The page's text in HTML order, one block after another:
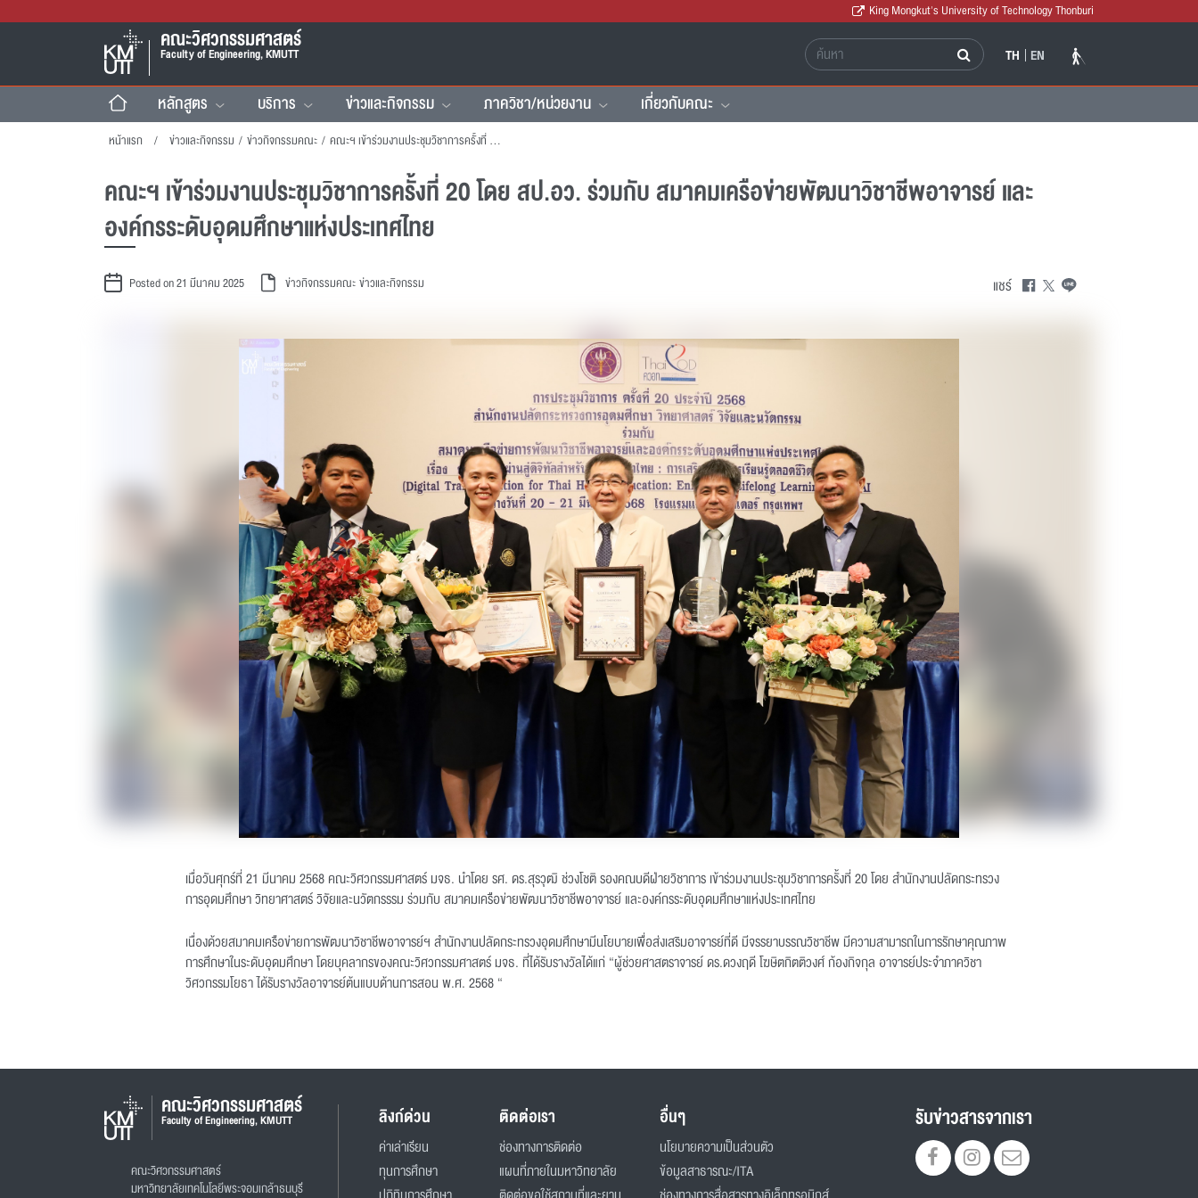
King Mongkut's University of Technology Thonburi
คณะวิศวกรรมศาสตร์
Faculty of Engineering, KMUTT TH EN
หลักสูตร บริการ ข่าวและกิจกรรม ภาควิชา/หน่วยงาน เกี่ยวกับคณะ
หน้าแรก ข่าวและกิจกรรม / ข่าวกิจกรรมคณะ / คณะฯ เข้าร่วมงานประชุมวิชาการครั้งที่ 20 โดย สป.อว. ร่วมกับ สมาคมเครือข่ายพัฒนาวิชาชีพอาจารย์ และองค์กรระดับอุดมศึกษาแห่งประเทศไทย
คณะฯ เข้าร่วมงานประชุมวิชาการครั้งที่ 20 โดย สป.อว. ร่วมกับ สมาคมเครือข่ายพัฒนาวิชาชีพอาจารย์ และ
องค์กรระดับอุดมศึกษาแห่งประเทศไทย
Posted on 21 มีนาคม 2025 ข่าวกิจกรรมคณะข่าวและกิจกรรม แชร์
เมื่อวันศุกร์ที่ 21 มีนาคม 2568 คณะวิศวกรรมศาสตร์ มจธ. นำโดย รศ. ดร.สุรวุฒิ ช่วงโชติ รองคณบดีฝ่ายวิชาการ เข้าร่วมงานประชุมวิชาการครั้งที่ 20 โดย สำนักงานปลัดกระทรวง
การอุดมศึกษา วิทยาศาสตร์ วิจัยและนวัตกรรรม ร่วมกับ สมาคมเครือข่ายพัฒนาวิชาชีพอาจารย์ และองค์กรระดับอุดมศึกษาแห่งประเทศไทย
เนื่องด้วยสมาคมเครือข่ายการพัฒนาวิชาชีพอาจารย์ฯ สำนักงานปลัดกระทรวงอุดมศึกษามีนโยบายเพื่อส่งเสริมอาจารย์ที่ดี มีจรรยาบรรณวิชาชีพ มีความสามารถในการรักษาคุณภาพ
การศึกษาในระดับอุดมศึกษา โดยบุคลากรของคณะวิศวกรรมศาสตร์ มจธ. ที่ได้รับรางวัลได้แก่ “ผู้ช่วยศาสตราจารย์ ดร.ดวงฤดี โฆษิตกิตติวงศ์ ก้องกิจกุล อาจารย์ประจำภาควิชา
วิศวกรรมโยธา ได้รับรางวัลอาจารย์ต้นแบบด้านการสอน พ.ศ. 2568 “
คณะวิศวกรรมศาสตร์
Faculty of Engineering, KMUTT
คณะวิศวกรรมศาสตร์
มหาวิทยาลัยเทคโนโลยีพระจอมเกล้าธนบุรี
ลิงก์ด่วน
ค่าเล่าเรียน
ทุนการศึกษา
ติดต่อเรา
ช่องทางการติดต่อ
แผนที่ภายในมหาวิทยาลัย
อื่นๆ
นโยบายความเป็นส่วนตัว
ข้อมูลสาธารณะ/ITA
รับข่าวสารจากเรา